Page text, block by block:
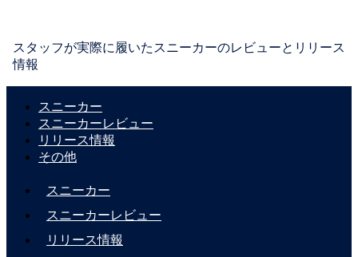
スタッフが実際に履いたスニーカーのレビューとリリース
情報
スニーカー
スニーカーレビュー
リリース情報
その他
スニーカー
スニーカーレビュー
リリース情報